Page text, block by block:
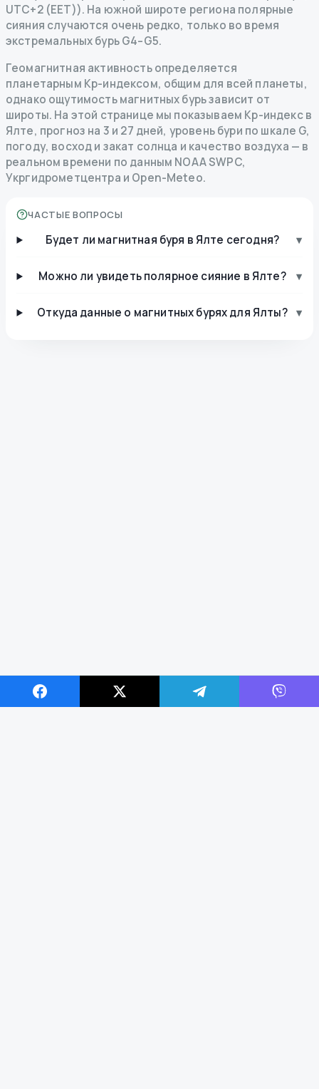
UTC+2 (EET)). На южной широте региона полярные
сияния случаются очень редко, только во время
экстремальных бурь G4–G5.
Геомагнитная активность определяется
планетарным Kp-индексом, общим для всей планеты,
однако ощутимость магнитных бурь зависит от
широты. На этой странице мы показываем Kp-индекс в
Ялте, прогноз на 3 и 27 дней, уровень бури по шкале G,
погоду, восход и закат солнца и качество воздуха — в
реальном времени по данным NOAA SWPC,
Укргидрометцентра и Open-Meteo.
ЧАСТЫЕ ВОПРОСЫ
Будет ли магнитная буря в Ялте сегодня? ▾
Можно ли увидеть полярное сияние в Ялте? ▾
Откуда данные о магнитных бурях для Ялты? ▾